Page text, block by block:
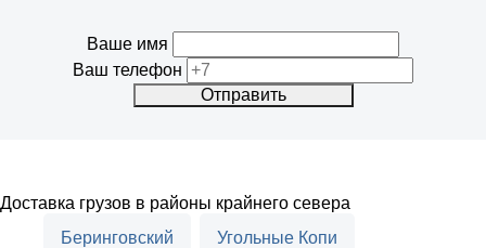
Ваше имя
Ваш телефон
Отправить
Доставка грузов в районы крайнего севера
Беринговский
Угольные Копи